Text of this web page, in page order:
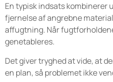
En typisk indsats
fjernelse af angrebne
affugtning. Når
genetableres.
Det giver tryghed at vide, at
en plan, så problemet ikke